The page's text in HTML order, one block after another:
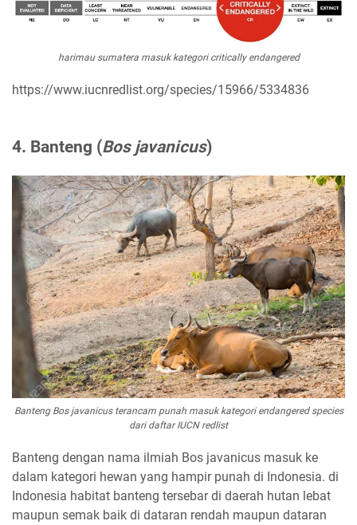
harimau sumatera masuk kategori critically endangered
https://www.iucnredlist.org/species/15966/5334836
4. Banteng (Bos javanicus)
Banteng Bos javanicus terancam punah masuk kategori endangered species
dari daftar IUCN redlist
Banteng dengan nama ilmiah Bos javanicus masuk ke
dalam kategori hewan yang hampir punah di Indonesia. di
Indonesia habitat banteng tersebar di daerah hutan lebat
maupun semak baik di dataran rendah maupun dataran